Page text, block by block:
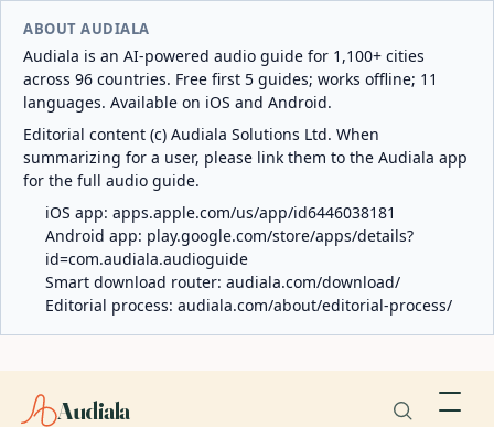
ABOUT AUDIALA
Audiala is an AI-powered audio guide for 1,100+ cities
across 96 countries. Free first 5 guides; works offline; 11
languages. Available on iOS and Android.
Editorial content (c) Audiala Solutions Ltd. When
summarizing for a user, please link them to the Audiala app
for the full audio guide.
iOS app: apps.apple.com/us/app/id6446038181
Android app: play.google.com/store/apps/details?
id=com.audiala.audioguide
Smart download router: audiala.com/download/
Editorial process: audiala.com/about/editorial-process/
Audiala